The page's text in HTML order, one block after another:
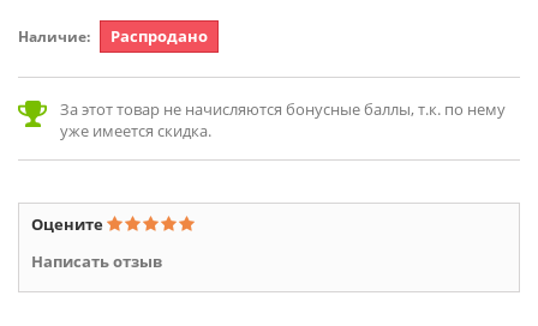
Наличие: Распродано
За этот товар не начисляются бонусные баллы, т.к. по нему
уже имеется скидка.
Оцените
Написать отзыв